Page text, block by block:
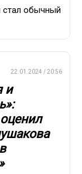
обычный
22.01.2024 / 20:56
и